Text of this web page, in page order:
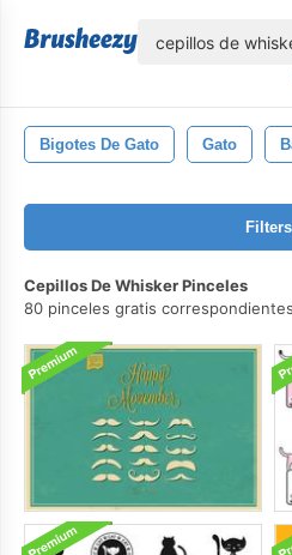
Bigotes De Gato Gato
Filters
Cepillos De Whisker Pinceles
80 pinceles gratis correspondientes